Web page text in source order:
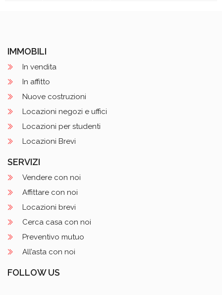
IMMOBILI
In vendita
In affitto
Nuove costruzioni
Locazioni negozi e uffici
Locazioni per studenti
Locazioni Brevi
SERVIZI
Vendere con noi
Affittare con noi
Locazioni brevi
Cerca casa con noi
Preventivo mutuo
All’asta con noi
FOLLOW US